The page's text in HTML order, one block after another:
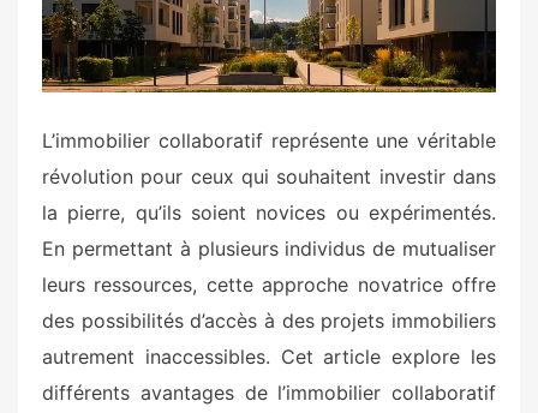
L’immobilier collaboratif représente une véritable
révolution pour ceux qui souhaitent investir dans
la pierre, qu’ils soient novices ou expérimentés.
En permettant à plusieurs individus de mutualiser
leurs ressources, cette approche novatrice offre
des possibilités d’accès à des projets immobiliers
autrement inaccessibles. Cet article explore les
différents avantages de l’immobilier collaboratif